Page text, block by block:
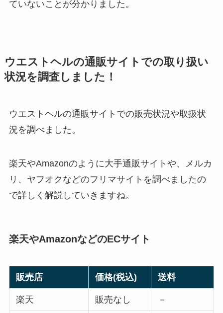
ていないことが分かりました。
ウエストヘルの通販サイトでの取り扱い
状況を調査しました！
ウエストヘルの通販サイトでの販売状況や取扱状
況を調べました。
楽天やAmazonのように大手通販サイトや、メルカ
リ、ヤフオクなどのフリマサイトを調べましたの
で詳しく解説していきますね。
楽天やAmazonなどのECサイト
販売店 価格(税込) 送料
楽天 販売なし －